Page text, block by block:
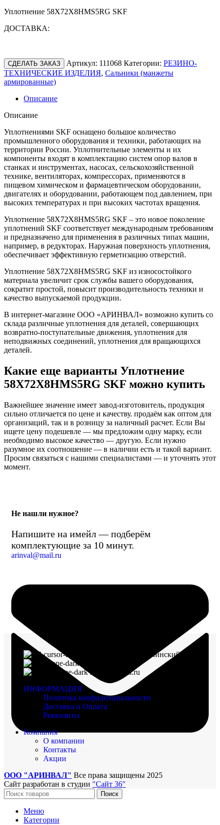
Уплотнение 58X72X8HMS5RG SKF
ДОСТАВКА:
СДЕЛАТЬ ЗАКАЗ Артикул: 111068 Категории: РЕЗИНО-
ТЕХНИЧЕСКИЕ ИЗДЕЛИЯ, Сальники (манжеты
армированные)
Описание
Описание
Уплотнениями SKF оснащено большое количество
промышленного оборудования и техники, работающих на
территории России. Уплотнительные элементы и их
компоненты входят в комплектацию систем опор валов в
станках и инструментах, насосах, сельскохозяйственной
технике, вентиляторах, компрессорах, применяются в
пищевом химическом и фармацевтическом оборудовании,
двигателях и оборудовании, работающем под давлением, при
высоких температурах и при высоких частотах вращения.
Уплотнение 58X72X8HMS5RG SKF – это новое поколение
уплотнений SKF соответствует международным требованиям
и предназначено для применения в различных типах машин,
например, в редукторах. Наружная поверхность уплотнения,
обеспечивает эффективную герметизацию отверстий.
Уплотнение 58X72X8HMS5RG SKF из износостойкого
материала увеличит срок службы вашего оборудования,
сократит простой, повысит производительность техники и
качество выпускаемой продукции.
В интернет-магазине ООО «АРИНВАЛ» возможно купить со
склада различные уплотнения для деталей, совершающих
возвратно-поступательные движения, уплотнения для
неподвижных соединений, уплотнения для вращающихся
деталей.
Какие еще варианты Уплотнение
58X72X8HMS5RG SKF можно купить
Важнейшее значение имеет завод-изготовитель, продукция
сильно отличается по цене и качеству. продаём как оптом для
организаций, так и в розницу за наличный расчет. Если Вы
ищете цену подешевле — мы предложим одну марку, если
необходимо высокое качество — другую. Если нужно
разумное их соотношение — в наличии есть и такой вариант.
Просим связаться с нашими специалистами — и уточнять этот
момент.
Не нашли нужное?
Напишите на имейл — подберём
комплектующие за 10 минут.
arinval@mail.ru
г. Воронеж, пр-кт Ленинский, д. 221
arinval@mail.ru
ИНФОРМАЦИЯ
Политика конфиденциальности
Доставка и Оплата
Реквизиты
Компания
О компании
Контакты
Акции
ООО "АРИНВАЛ" Все права защищены 2025
Сайт разработан в студии "Сайт 36"
Поиск
Меню
Категории